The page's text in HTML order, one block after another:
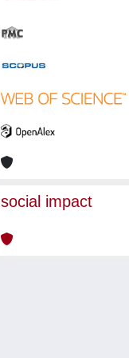
social impact